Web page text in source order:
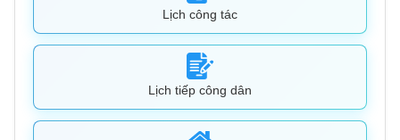
Lịch công tác
Lịch tiếp công dân